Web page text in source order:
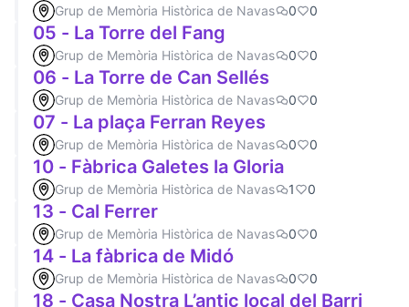
Grup de Memòria Històrica de Navas 0 0
05 - La Torre del Fang
Grup de Memòria Històrica de Navas 0 0
06 - La Torre de Can Sellés
Grup de Memòria Històrica de Navas 0 0
07 - La plaça Ferran Reyes
Grup de Memòria Històrica de Navas 0 0
10 - Fàbrica Galetes la Gloria
Grup de Memòria Històrica de Navas 1 0
13 - Cal Ferrer
Grup de Memòria Històrica de Navas 0 0
14 - La fàbrica de Midó
Grup de Memòria Històrica de Navas 0 0
18 - Casa Nostra L’antic local del Barri